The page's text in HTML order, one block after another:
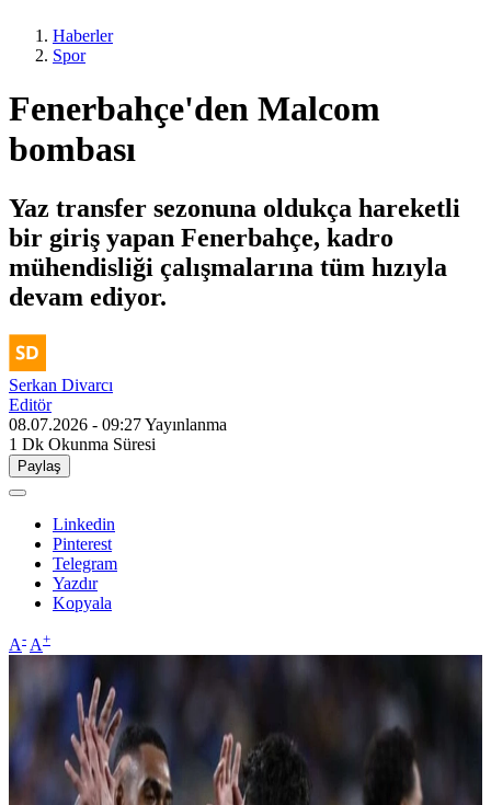
Haberler
Spor
Fenerbahçe'den Malcom
bombası
Yaz transfer sezonuna oldukça hareketli
bir giriş yapan Fenerbahçe, kadro
mühendisliği çalışmalarına tüm hızıyla
devam ediyor.
Serkan Divarcı
Editör
08.07.2026 - 09:27Yayınlanma
1 Dk Okunma Süresi
Paylaş
Linkedin
Pinterest
Telegram
Yazdır
Kopyala
A- A+